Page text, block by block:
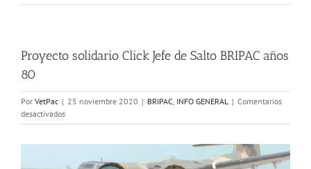
Proyecto solidario Click Jefe de Salto BRIPAC años
80
Por VetPac | 25 noviembre 2020 | BRIPAC, INFO GENERAL | Comentarios
desactivadosen
Proyecto
Jefe